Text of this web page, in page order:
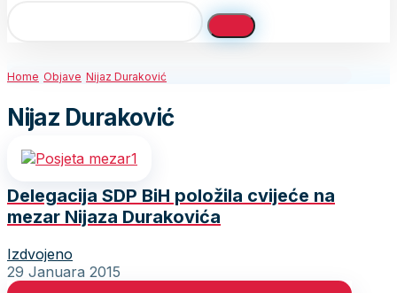
Home Objave Nijaz Duraković
Nijaz Duraković
Delegacija SDP BiH položila cvijeće na
mezar Nijaza Durakovića
Izdvojeno
29 Januara 2015